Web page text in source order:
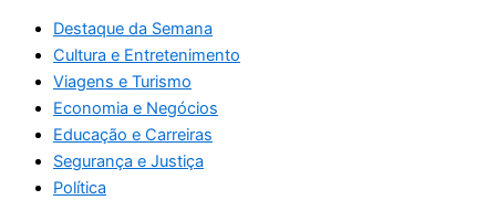
Destaque da Semana
Cultura e Entretenimento
Viagens e Turismo
Economia e Negócios
Educação e Carreiras
Segurança e Justiça
Política